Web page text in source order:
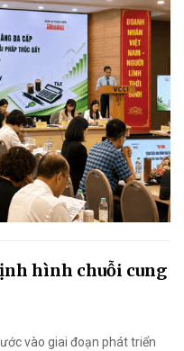
hình chuỗi cung
vào giai đoạn phát triển